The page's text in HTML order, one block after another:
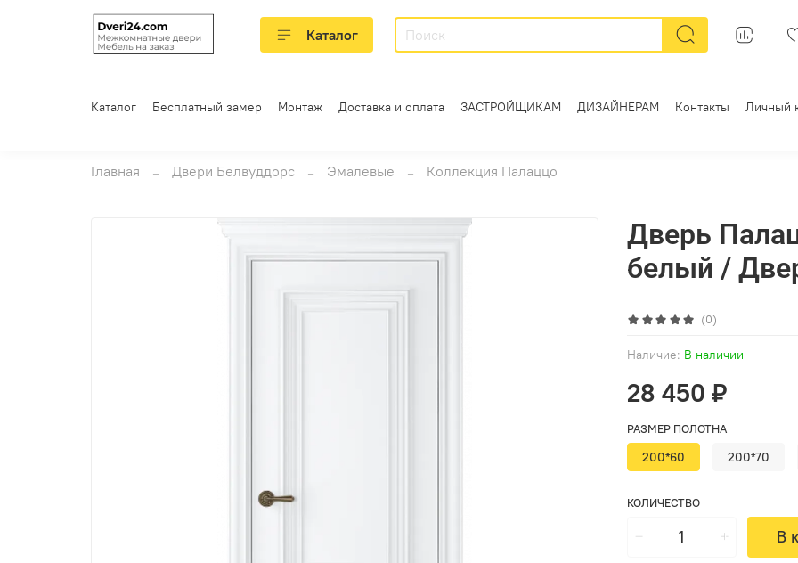
Каталог
Каталог Бесплатный замер Монтаж Доставка и оплата ЗАСТРОЙЩИКАМ ДИЗАЙНЕРАМ Контакты Личный
Главная Двери Белвуддорс Эмалевые Коллекция Палаццо
(0)
Наличие: В наличии
Дверь
белый /
28 450 ₽
КОЛИЧЕСТВО
В
РАЗМЕР ПОЛОТНА
200*60 200*70